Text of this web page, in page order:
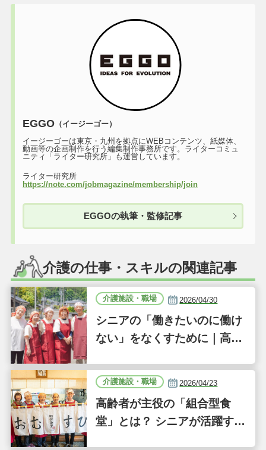
EGGO（イージーゴー）
イージーゴーは東京・九州を拠点にWEBコンテンツ、紙媒体、
動画等の企画制作を行う編集制作事務所です。ライターコミュ
ニティ「ライター研究所」も運営しています。
ライター研究所
https://note.com/jobmagazine/membership/join
EGGOの執筆・監修記事
介護の仕事・スキルの関連記事
介護施設・職場 2026/04/30
シニアの「働きたいのに働け
ない」をなくすために｜高齢
バーFOOD」の誕生背景｜気
になるあの介護施設
介護施設・職場 2026/04/23
高齢者が主役の「組合型食
堂」とは？ シニアが活躍する